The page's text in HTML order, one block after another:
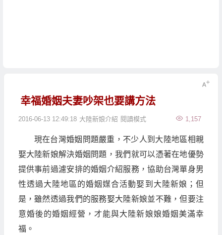
幸福婚姻夫妻吵架也要講方法
2016-06-13 12:49:18 大陸新娘介紹 1,157
閱讀模式
現在台灣婚姻問題嚴重，不少人到大陸地區相親
娶大陸新娘解決婚姻問題，我們就可以憑著在地優勢
提供事前過濾安排的婚姻介紹服務，協助台灣單身男
性透過大陸地區的婚姻媒合活動娶到大陸新娘；但
是，雖然透過我們的服務娶大陸新娘並不難，但要注
意婚後的婚姻經營，才能與大陸新娘娘婚姻美滿幸
福。